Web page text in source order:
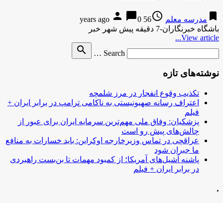
bookmark مدرسه معلم access_time
56 years ago
person chat_bubble0
باشگاه خبرنگاران-7 دقیقه پیش شهر خبر
View article...
Search …
search
نوشته‌های تازه
تکذیب وقوع انفجار در مرز شلمچه
اعتراف رسانه صهیونیستی به ناکامی ترامپ در برابر ایران +
فیلم
پزشکیان: وفاق ملی مهم‌ترین سرمایه ایران برای عبور از
چالش‌های پیش رو است
عراقچی در تماس وزیرخارجه اوکراین: باید خسارات به منافع
ما جبران شود
پاشنه آشیل‌های آمریکا؛ از کمبود مهمات تا بن‌بست راهبردی
در برابر ایران + فیلم
.